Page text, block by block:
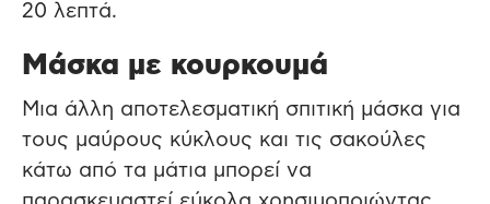
20 λεπτά.
Μάσκα με κουρκουμά
Μια άλλη αποτελεσματική σπιτική μάσκα για
τους μαύρους κύκλους και τις σακούλες
κάτω από τα μάτια μπορεί να